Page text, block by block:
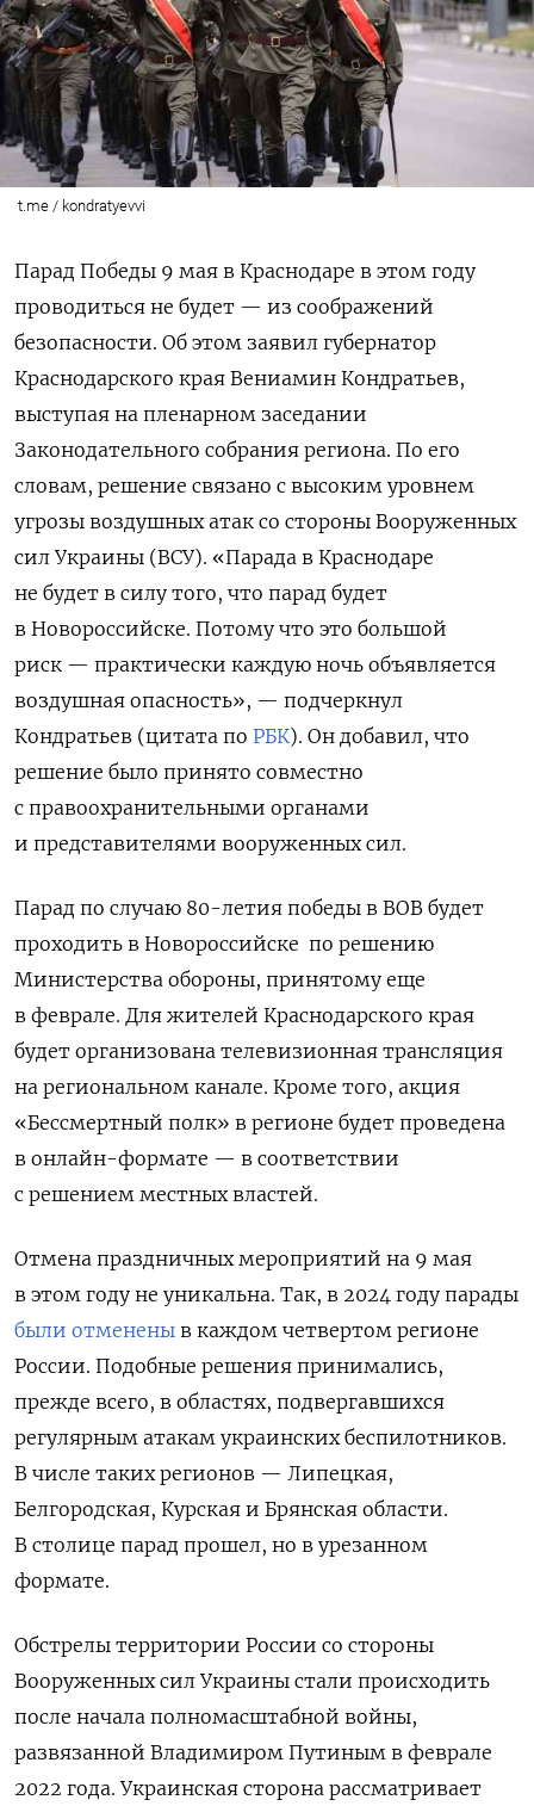
t.me / kondratyevvi
Парад Победы 9 мая в Краснодаре в этом году
проводиться не будет — из соображений
безопасности. Об этом заявил губернатор
Краснодарского края Вениамин Кондратьев,
выступая на пленарном заседании
Законодательного собрания региона. По его
словам, решение связано с высоким уровнем
угрозы воздушных атак со стороны Вооруженных
сил Украины (ВСУ). «Парада в Краснодаре
не будет в силу того, что парад будет
в Новороссийске. Потому что это большой
риск — практически каждую ночь объявляется
воздушная опасность», — подчеркнул
Кондратьев (цитата по РБК). Он добавил, что
решение было принято совместно
с правоохранительными органами
и представителями вооруженных сил.
Парад по случаю 80-летия победы в ВОВ будет
проходить в Новороссийске по решению
Министерства обороны, принятому еще
в феврале. Для жителей Краснодарского края
будет организована телевизионная трансляция
на региональном канале. Кроме того, акция
«Бессмертный полк» в регионе будет проведена
в онлайн-формате — в соответствии
с решением местных властей.
Отмена праздничных мероприятий на 9 мая
в этом году не уникальна. Так, в 2024 году парады
были отменены в каждом четвертом регионе
России. Подобные решения принимались,
прежде всего, в областях, подвергавшихся
регулярным атакам украинских беспилотников.
В числе таких регионов — Липецкая,
Белгородская, Курская и Брянская области.
В столице парад прошел, но в урезанном
формате.
Обстрелы территории России со стороны
Вооруженных сил Украины стали происходить
после начала полномасштабной войны,
развязанной Владимиром Путиным в феврале
2022 года. Украинская сторона рассматривает